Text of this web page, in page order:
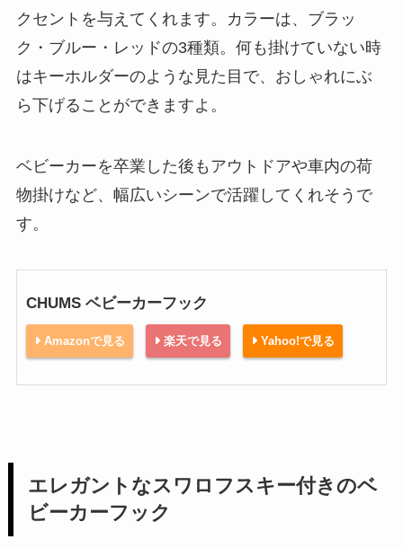
クセントを与えてくれます。カラーは、ブラッ
ク・ブルー・レッドの3種類。何も掛けていない時
はキーホルダーのような見た目で、おしゃれにぶ
ら下げることができますよ。
ベビーカーを卒業した後もアウトドアや車内の荷
物掛けなど、幅広いシーンで活躍してくれそうで
す。
CHUMS ベビーカーフック
Amazonで見る 楽天で見る Yahoo!で見る
エレガントなスワロフスキー付きのベ
ビーカーフック